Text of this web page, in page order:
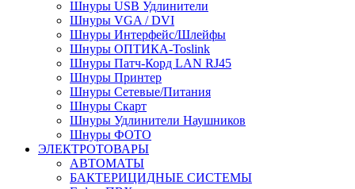
Шнуры USB Удлинители
Шнуры VGA / DVI
Шнуры Интерфейс/Шлейфы
Шнуры ОПТИКА-Toslink
Шнуры Патч-Корд LAN RJ45
Шнуры Принтер
Шнуры Сетевые/Питания
Шнуры Скарт
Шнуры Удлинители Наушников
Шнуры ФОТО
ЭЛЕКТРОТОВАРЫ
АВТОМАТЫ
БАКТЕРИЦИДНЫЕ СИСТЕМЫ